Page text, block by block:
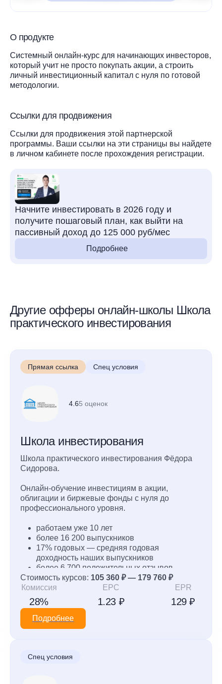
О продукте
Системный онлайн-курс для начинающих инвесторов,
который учит не просто покупать акции, а строить
личный инвестиционный капитал с нуля по готовой
методологии.
Ссылки для продвижения
Ссылки для продвижения этой партнерской
программы. Ваши ссылки на эти страницы вы найдете
в личном кабинете после прохождения регистрации.
Начните инвестировать в 2026 году и
получите пошаговый план, как выйти на
пассивный доход до 125 000 руб/мес
Подробнее
Другие офферы онлайн-школы Школа
практического инвестирования
Прямая ссылка Спец условия
4.65 оценок
Школа инвестирования
Школа практического инвестирования Фёдора
Сидорова.
Онлайн-обучение инвестициям в акции,
облигации и биржевые фонды с нуля до
профессионального уровня.
работаем уже 10 лет
более 16 200 выпускников
17% годовых — средняя годовая
доходность наших выпускников
более 6 700 положительных отзывов
55% учеников рекомендуют школу друзьям
Стоимость курсов: 105 360 ₽ — 179 760 ₽
Комиссия
28%
EPC
1.23 ₽
EPR
129 ₽
Подробнее
Спец условия